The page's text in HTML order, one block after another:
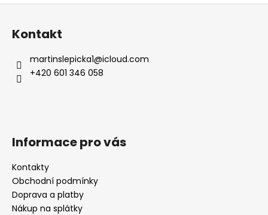
Z
Kontakt
martinslepicka1@icloud.com
+420 601 346 058
Informace pro vás
Kontakty
Obchodní podmínky
Doprava a platby
Nákup na splátky